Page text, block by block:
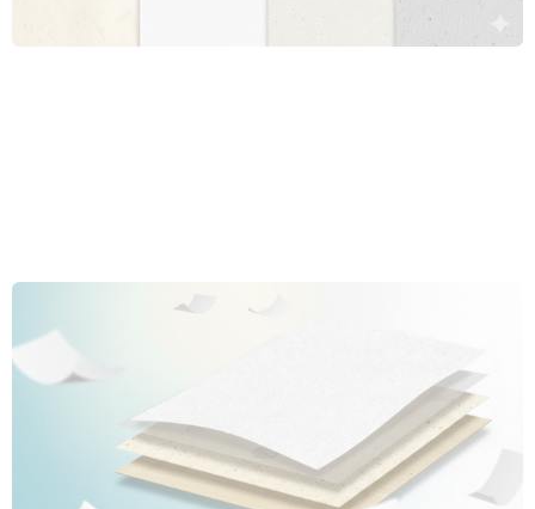
următoare, cu alte cuvinte, veți afla care sunt cele mai comune tipuri
Nu există două tipuri de hârtii de același fel, partea a 2-a:
pe ce să vă concentrați
Dacă imprimați la ordinea zilei, știți că hârtia este de mai multe tipuri.
Acestea diferă din mai multe puncte de vedere, în funcție de scopul
pentru care sunt utilizate la imprimare. În cele două părți ale acestui
articol, vom discuta treptat despre cele mai comune dar și cele mai
puțin folosite tipuri de hârtie pe care le puteți întâlni pentru imprimare.
Articolul complet »